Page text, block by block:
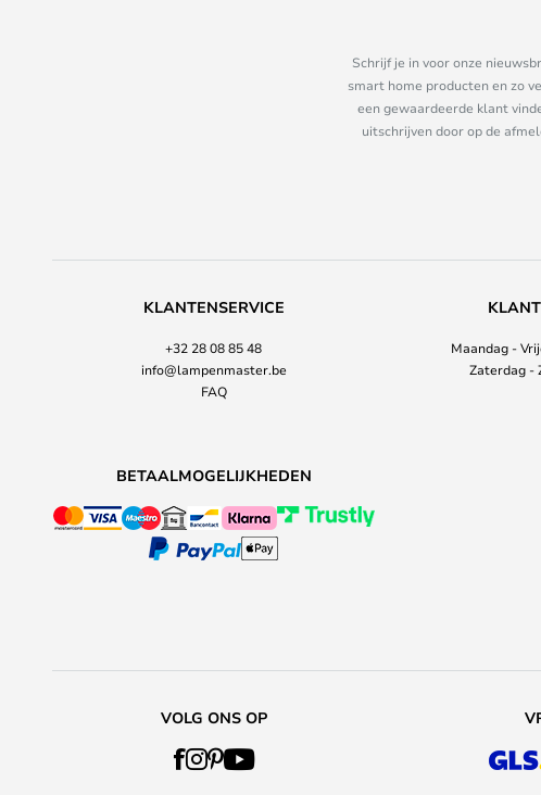
Schrijf je in voor onze
smart home producten en zo
een gewaardeerde klant
uitschrijven door op de
KLANTENSERVICE
+32 28 08 85 48
info@lampenmaster.be
FAQ
Maandag -
Zaterdag -
BETAALMOGELIJKHEDEN
VOLG ONS OP